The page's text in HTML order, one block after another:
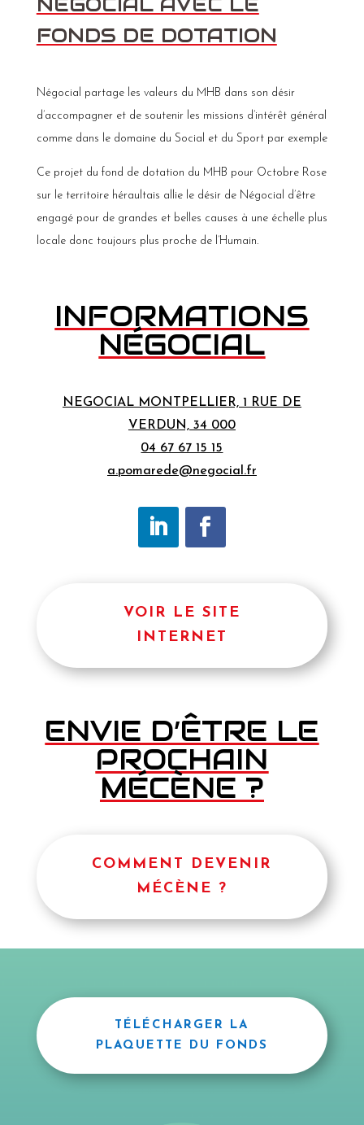
FONDS DE DOTATION
Négocial partage les valeurs du MHB dans son désir
d’accompagner et de soutenir les missions d’intérêt général
comme dans le domaine du Social et du Sport par exemple
Ce projet du fond de dotation du MHB pour Octobre Rose
sur le territoire héraultais allie le désir de Négocial d’être
engagé pour de grandes et belles causes à une échelle plus
locale donc toujours plus proche de l’Humain.
INFORMATIONS
NÉGOCIAL
NEGOCIAL MONTPELLIER, 1 RUE DE
VERDUN, 34 000
04 67 67 15 15
a.pomarede@negocial.fr
VOIR LE SITE
INTERNET
ENVIE D’ÊTRE LE
PROCHAIN
MÉCÈNE ?
COMMENT DEVENIR
MÉCÈNE ?
TÉLÉCHARGER LA
PLAQUETTE DU FONDS